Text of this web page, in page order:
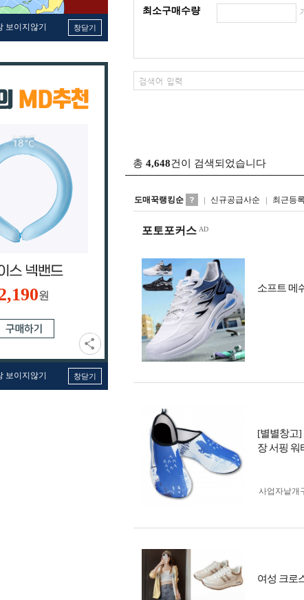
보이지않기 창닫기
원
보이지않기 창닫기
최소구매수량
총 4,648건이 검색되었습니다
도매꾹랭킹순 신규공급사순 최근등
포토포커스
소프트 메
[별별창고]
장 서핑 워
사업자 낱개
여성 크로